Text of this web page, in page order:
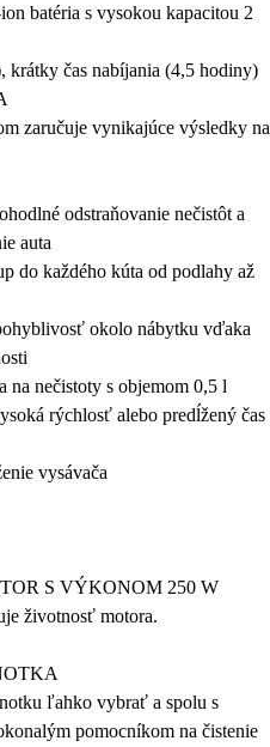
batéria s vysokou kapacitou 2
krátky čas nabíjania (4,5 hodiny)
zaručuje vynikajúce výsledky na
odstraňovanie nečistôt a
auta
do každého kúta od podlahy až
okolo nábytku vďaka
na nečistoty s objemom 0,5 l
rýchlosť alebo predĺžený čas
vysávača
S VÝKONOM 250 W
životnosť motora.
ľahko vybrať a spolu s
pomocníkom na čistenie